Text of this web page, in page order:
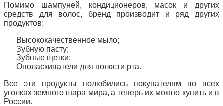
Помимо шампуней, кондиционеров, масок и других
средств для волос, бренд производит и ряд других
продуктов:
Высококачественное мыло;
Зубную пасту;
Зубные щетки;
Ополаскиватели для полости рта.
Все эти продукты полюбились покупателям во всех
уголках земного шара мира, а теперь их можно купить и в
России.